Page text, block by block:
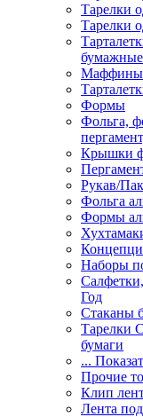
Тарелки
Тарелки
бумажные
Маффины
Формы
Фольга,
Крышки
Рукав/
Фольга
Формы
Наборы
Год
Стаканы
Тарелки
бумаги
...
Прочие
Клип
Лента